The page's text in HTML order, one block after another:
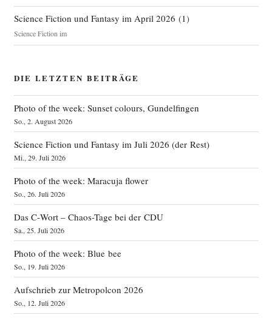
Science Fiction und Fantasy im April 2026 (1)
Science Fiction im
DIE LETZTEN BEITRÄGE
Photo of the week: Sunset colours, Gundelfingen
So., 2. August 2026
Science Fiction und Fantasy im Juli 2026 (der Rest)
Mi., 29. Juli 2026
Photo of the week: Maracuja flower
So., 26. Juli 2026
Das C‑Wort – Chaos-Tage bei der CDU
Sa., 25. Juli 2026
Photo of the week: Blue bee
So., 19. Juli 2026
Aufschrieb zur Metropolcon 2026
So., 12. Juli 2026